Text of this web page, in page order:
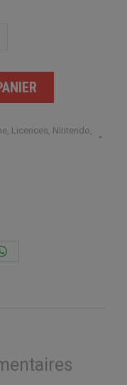
, Licences, Nintendo,
Partager